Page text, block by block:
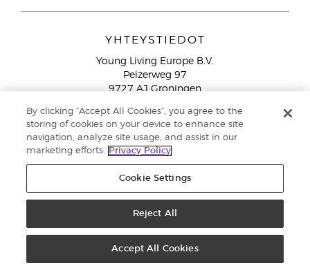
YHTEYSTIEDOT
Young Living Europe B.V.
Peizerweg 97
9727 AJ Groningen
Ilmainen yhteydenotto lankanumeroista Suomesta
913 239
Email: asiakaspalvelu@youngliving.com
By clicking “Accept All Cookies”, you agree to the
storing of cookies on your device to enhance site
navigation, analyze site usage, and assist in our
marketing efforts.
Privacy Policy
Cookie Settings
Reject All
Accept All Cookies